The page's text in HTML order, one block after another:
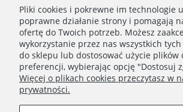
STOPKA
Ustawienia plików cookies
O nas
Regulamin
Pliki cookies i pokrewne im technologie
poprawne działanie strony i pomagają
ofertę do Twoich potrzeb. Możesz
wykorzystanie przez nas wszystkich
do sklepu lub dostosować użycie plików
preferencji, wybierając opcję "Dostosuj
Więcej o plikach cookies przeczytasz w
prywatności.